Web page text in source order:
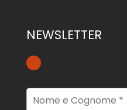
NEWSLETTER